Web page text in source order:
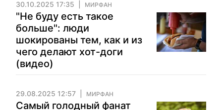
30.10.2025 17:35 МИРФАН
"Не буду есть такое
больше": люди
шокированы тем, как и из
чего делают хот-доги
(видео)
29.08.2025 12:57 МИРФАН
Самый голодный фанат